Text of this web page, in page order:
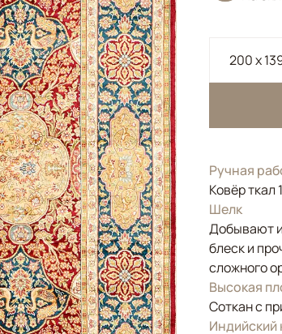
200 x
Ручная
Ковёр ткал
Шелк
Добывают
блеск и
сложного
Высокая
Соткан с
Индийский